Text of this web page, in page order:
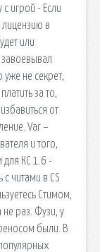
с игрой - Если
в
или
завоевывал
уже не секрет,
за то,
от
Var –
и того,
для КС 1.6 -
с читами в CS
Стимом,
раз. Фузи, у
были. В